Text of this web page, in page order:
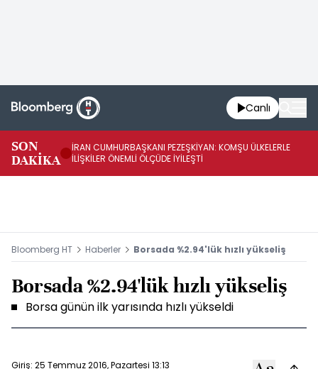
Canlı
SON
DAKİKA
İRAN CUMHURBAŞKANI PEZEŞKİYAN: KOMŞU ÜLKELERLE
İLİŞKİLER ÖNEMLİ ÖLÇÜDE İYİLEŞTİ
Bloomberg HT Haberler Borsada %2.94'lük hızlı yükseliş
Borsada %2.94'lük hızlı yükseliş
Borsa günün ilk yarısında hızlı yükseldi
Giriş: 25 Temmuz 2016, Pazartesi 13:13